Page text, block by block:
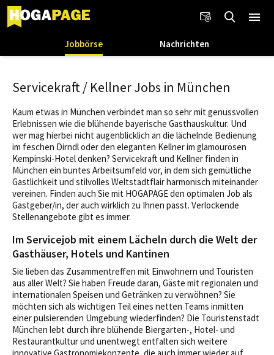
Jobbörse Nachrichten
Servicekraft / Kellner Jobs in München
Kaum etwas in München verbindet man so sehr mit genussvollen
Erlebnissen wie die blühende bayerische Gasthauskultur. Und
wer mag hierbei nicht augenblicklich an die lächelnde Bedienung
im feschen Dirndl oder den eleganten Kellner im glamourösen
Kempinski-Hotel denken? Servicekraft und Kellner finden in
München ein buntes Arbeitsumfeld vor, in dem sich gemütliche
Gastlichkeit und stilvolles Weltstadtflair harmonisch miteinander
vereinen. Finden auch Sie mit HOGAPAGE den optimalen Job als
Gastgeber/in, der auch wirklich zu Ihnen passt. Verlockende
Stellenangebote gibt es immer.
Im Servicejob mit einem Lächeln durch die Welt der
Gasthäuser, Hotels und Kantinen
Sie lieben das Zusammentreffen mit Einwohnern und Touristen
aus aller Welt? Sie haben Freude daran, Gäste mit regionalen und
internationalen Speisen und Getränken zu verwöhnen? Sie
möchten sich als wichtigen Teil eines netten Teams inmitten
einer pulsierenden Umgebung wiederfinden? Die Touristenstadt
München lebt durch ihre blühende Biergarten-, Hotel- und
Restaurantkultur und unentwegt entfalten sich weitere